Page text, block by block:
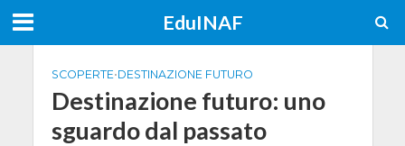
EduINAF
SCOPERTE•DESTINAZIONE FUTURO
Destinazione futuro: uno
sguardo dal passato